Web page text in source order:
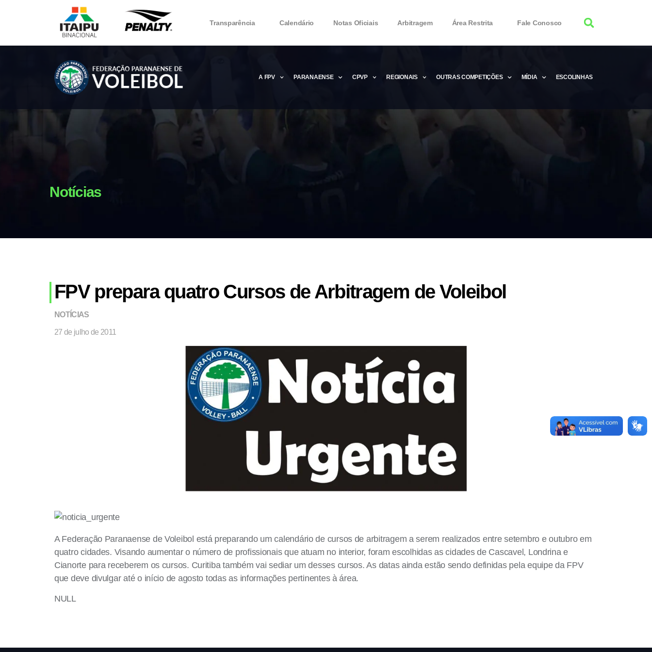
Transparência Calendário Notas Oficiais Arbitragem Área Restrita Fale Conosco
A FPV
Microsoft Office 2016 Product Key 2020 – Free Product Keys
PARANAENSE CPVP REGIONAIS OUTRAS COMPETIÇÕES MÍDIA ESCOLINHAS
Notícias
FPV prepara quatro Cursos de Arbitragem de Voleibol
NOTÍCIAS
27 de julho de 2011
A Federação Paranaense de Voleibol está preparando um calendário de cursos de arbitragem a serem realizados entre setembro e outubro em
quatro cidades. Visando aumentar o número de profissionais que atuam no interior, foram escolhidas as cidades de Cascavel, Londrina e
Cianorte para receberem os cursos. Curitiba também vai sediar um desses cursos. As datas ainda estão sendo definidas pela equipe da FPV
que deve divulgar até o início de agosto todas as informações pertinentes à área.
NULL